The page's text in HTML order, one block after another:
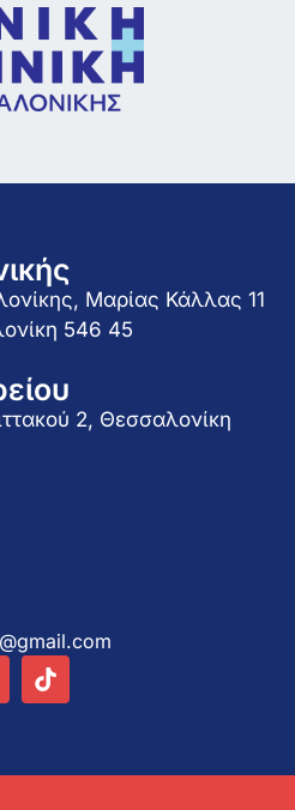
Μαρίας Κάλλας 11
546 45
2, Θεσσαλονίκη